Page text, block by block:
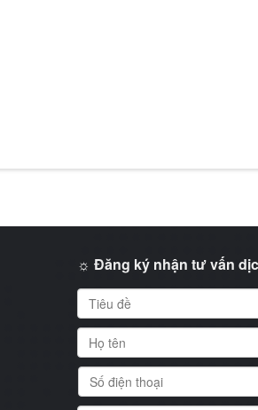
☼ Đăng ký nhận tư vấn